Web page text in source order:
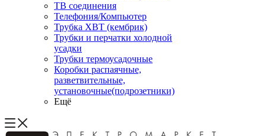
ТВ соединения
Телефония/Компьютер
Трубка ХВТ (кембрик)
Трубки и перчатки холодной
усадки
Трубки термоусадочные
Коробки распаячные,
разветвительные,
установочные(подрозетники)
Ещё